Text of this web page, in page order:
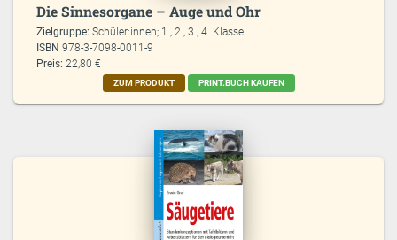
Die Sinnesorgane – Auge und Ohr
Zielgruppe:Schüler:innen; 1., 2., 3., 4. Klasse
ISBN978-3-7098-0011-9
Preis: 22,80 €
ZUM PRODUKT PRINT.BUCH KAUFEN